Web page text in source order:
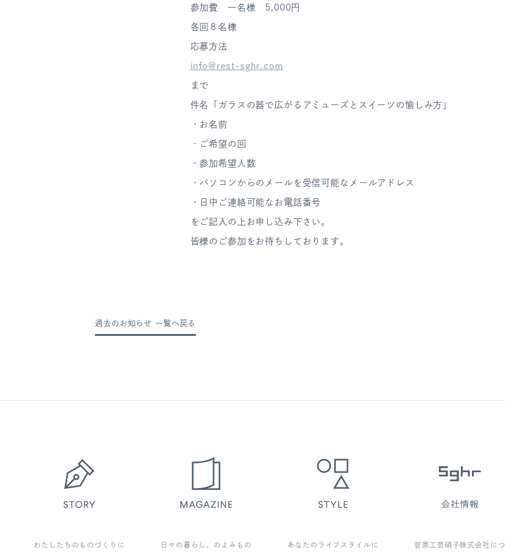
参加費 一名様 5,000円
各回８名様
応募方法
info@rest-sghr.com
まで
件名「ガラスの器で広がるアミューズとスイーツの愉しみ方」
・お名前
・ご希望の回
・参加希望人数
・パソコンからのメールを受信可能なメールアドレス
・日中ご連絡可能なお電話番号
をご記入の上お申し込み下さい。
皆様のご参加をお待ちしております。
過去のお知らせ 一覧へ戻る
わたしたちのものづくりに
日々の暮らし。のよみもの
あなたのライフスタイルに
菅原工芸硝子株式会社につ